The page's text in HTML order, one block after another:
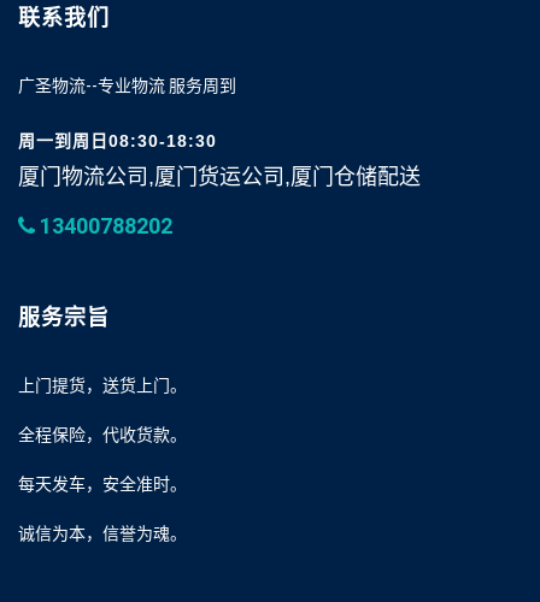
联系我们
广圣物流--专业物流 服务周到
周一到周日08:30-18:30
厦门物流公司,厦门货运公司,厦门仓储配送
13400788202
服务宗旨
上门提货，送货上门。
全程保险，代收货款。
每天发车，安全准时。
诚信为本，信誉为魂。